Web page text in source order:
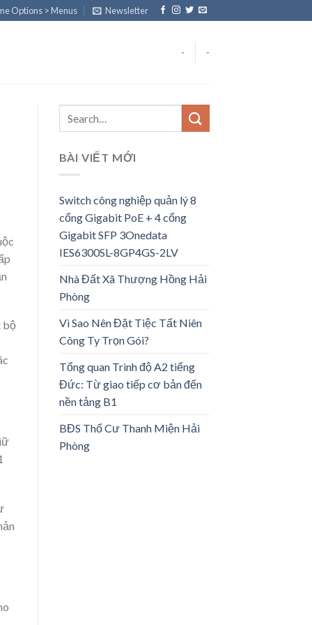
Options > Menus Newsletter
- -
bộ
BÀI VIẾT MỚI
Switch công nghiệp quản lý 8
cổng Gigabit PoE + 4 cổng
Gigabit SFP 3Onedata
IES6300SL-8GP4GS-2LV
Nhà Đất Xã Thượng Hồng Hải
Phòng
Vì Sao Nên Đặt Tiệc Tất Niên
Công Ty Trọn Gói?
Tổng quan Trình độ A2 tiếng
Đức: Từ giao tiếp cơ bản đến
nền tảng B1
BĐS Thổ Cư Thanh Miện Hải
Phòng